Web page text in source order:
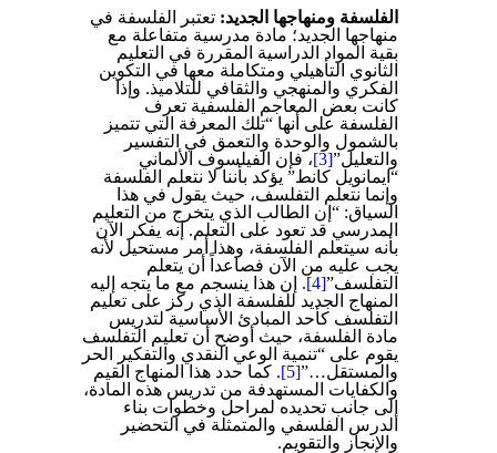
الفلسفة ومنهاجها الجديد: تعتبر الفلسفة في
منهاجها الجديد؛ مادة مدرسية متفاعلة مع
بقية المواد الدراسية المقررة في التعليم
الثانوي التأهيلي ومتكاملة معها في التكوين
الفكري والمنهجي والثقافي للتلاميذ. وإذا
كانت بعض المعاجم الفلسفية تعرف
الفلسفة على أنها “تلك المعرفة التي تتميز
بالشمول والوحدة والتعمق في التفسير
والتعليل”[3]
، فإن الفيلسوف الألماني
“ايمانويل كانط” يؤكد بأننا لا نتعلم الفلسفة
وإنما نتعلم التفلسف، حيث يقول في هذا
السياق: “إن الطالب الذي يتخرج من التعليم
المدرسي قد تعود على التعلم. إنه يفكر الآن
بأنه سيتعلم الفلسفة، وهذا أمر مستحيل لأنه
يجب عليه من الآن فصاعداً أن يتعلم
التفلسف”[4]
. إن هذا ينسجم مع ما يتجه إليه
المنهاج الجديد للفلسفة الذي ركز على تعليم
التفلسف كأحد المبادئ الأساسية لتدريس
مادة الفلسفة، حيث أوضح أن تعليم التفلسف
يقوم على “تنمية الوعي النقدي والتفكير الحر
والمستقل…”[5]
. كما حدد هذا المنهاج القيم
والكفايات المستهدفة من تدريس هذه المادة،
إلى جانب تحديده لمراحل وخطوات بناء
الدرس الفلسفي والمتمثلة في التحضير
والإنجاز والتقويم.